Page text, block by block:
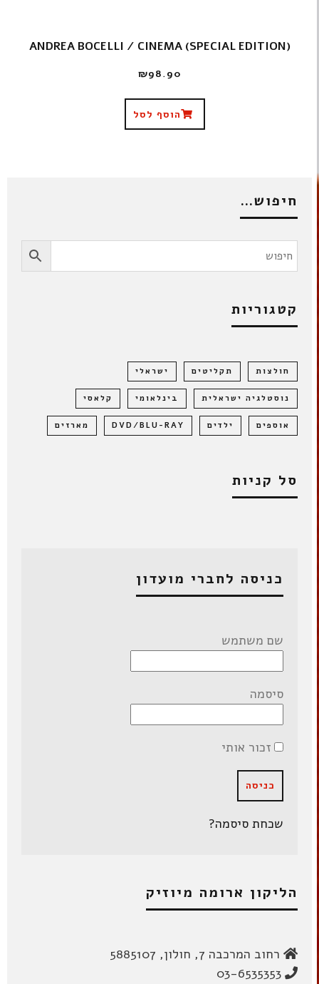
ANDREA BOCELLI / CINEMA (SPECIAL EDITION)
₪98.90
הוסף לסל
חיפוש…
קטגוריות
חולצות תקליטים ישראלי
נוסטלגיה ישראלית בינלאומי קלאסי
אוספים ילדים DVD/BLU-RAY מארזים
סל קניות
כניסה לחברי מועדון
שם משתמש
סיסמה
זכור אותי
שכחת סיסמה?
הליקון ארומה מיוזיק
רחוב המרכבה 7, חולון, 5885107
03-6535353